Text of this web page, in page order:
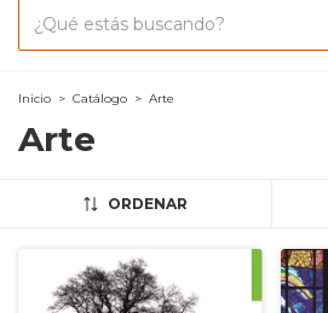
Inicio > Catálogo > Arte
Arte
ORDENAR